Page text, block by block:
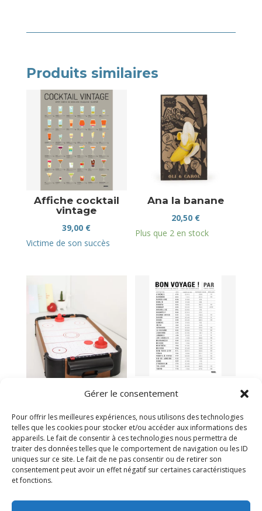
Gérer le consentement
Pour offrir les meilleures expériences, nous utilisons des technologies
telles que les cookies pour stocker et/ou accéder aux informations des
appareils. Le fait de consentir à ces technologies nous permettra de
traiter des données telles que le comportement de navigation ou les ID
uniques sur ce site. Le fait de ne pas consentir ou de retirer son
consentement peut avoir un effet négatif sur certaines caractéristiques
et fonctions.
Produits similaires
Affiche cocktail
vintage
39,00 €
Victime de son succès
Ana la banane
20,50 €
Plus que 2 en stock
Mini jeu de hockey
34,95€
Victime de son succès
voyage
39,00€
Victime de son succès